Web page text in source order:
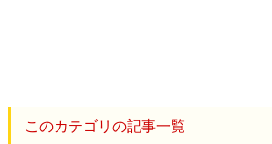
このカテゴリの記事一覧